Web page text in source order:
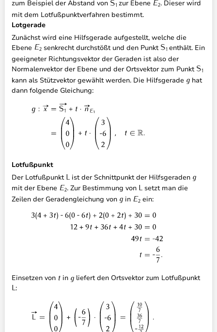
zum Beispiel der Abstand von zur Ebene
. Dieser wird
mit dem Lotfußpunktverfahren bestimmt.
Lotgerade
Zunächst wird eine Hilfsgerade aufgestellt, welche die
Ebene
senkrecht durchstößt und den Punkt
enthält. Ein
geeigneter Richtungsvektor der Geraden ist also der
Normalenvektor der Ebene und der Ortsvektor zum Punkt
kann als Stützvektor gewählt werden. Die Hilfsgerade
hat
dann folgende Gleichung:
Lotfußpunkt
Der Lotfußpunkt
ist der Schnittpunkt der Hilfsgeraden
mit der Ebene
. Zur Bestimmung von
setzt man die
Zeilen der Geradengleichung von
in ein:
Einsetzen von in
liefert den Ortsvektor zum Lotfußpunkt
: